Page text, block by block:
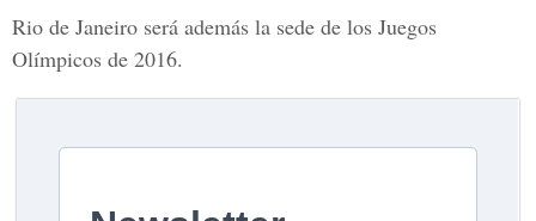
Rio de Janeiro será además la sede de los Juegos
Olímpicos de 2016.